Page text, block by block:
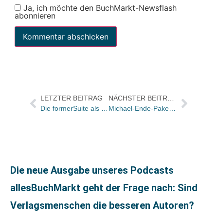
Ja, ich möchte den BuchMarkt-Newsflash
abonnieren
LETZTER BEITRAG
Die neue Ausgabe unseres Podcasts
allesBuchMarkt geht der Frage nach: Sind
Verlagsmenschen die besseren Autoren?